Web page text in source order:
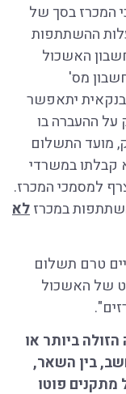
המכרז בסך של
ההשתתפות
האשכול
בנקאית (בנק לאומי, סניף 641 חשבון מס'
יתאפשר
ההעברה בו
מועד התשלום
קבלתו במשרדי
למסמכי המכרז.
במכרזלא
טרם תשלום
של האשכול
ביותר או
בין השאר,
מתקנים פוטו